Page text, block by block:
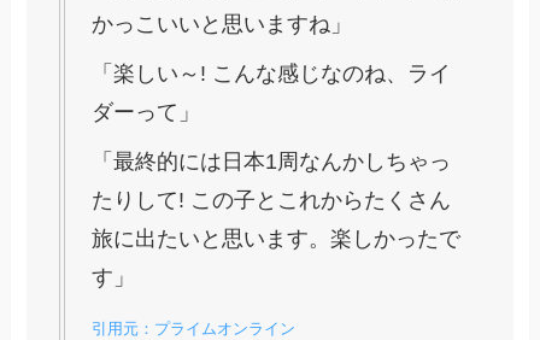
かっこいいと思いますね」
「楽しい～! こんな感じなのね、ライ
ダーって」
「最終的には日本1周なんかしちゃっ
たりして! この子とこれからたくさん
旅に出たいと思います。楽しかったで
す」
引用元：プライムオンライン